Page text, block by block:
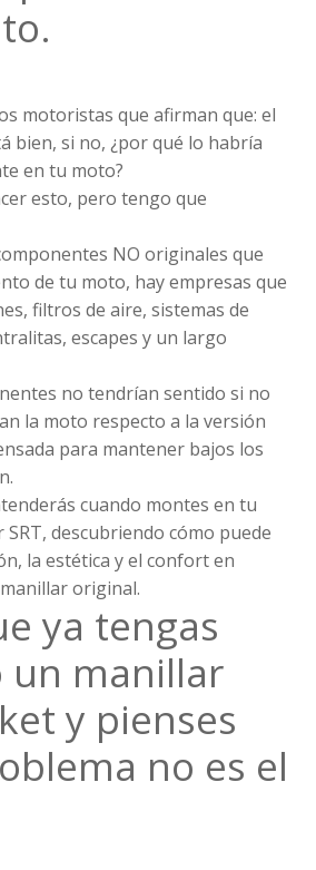
motoristas que afirman que: el
bien, si no, ¿por qué lo habría
en tu moto?
esto, pero tengo que
NO originales que
de tu moto, hay empresas que
filtros de aire, sistemas de
escapes y un largo
no tendrían sentido si no
la moto respecto a la versión
para mantener bajos los
cuando montes en tu
descubriendo cómo puede
la estética y el confort en
original.
ya tengas
un manillar
y pienses
no es el